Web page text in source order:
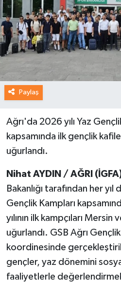
Paylaş
Ağrı'da 2026 yılı Yaz
kapsamında ilk gençlik
uğurlandı.
Nihat AYDIN / AĞRI
Bakanlığı tarafından her yıl
Gençlik Kampları
yılının ilk kampçıları Mersin
uğurlandı. GSB Ağrı
koordinesinde
gençler, yaz dönemini
faaliyetlerle
SPOR